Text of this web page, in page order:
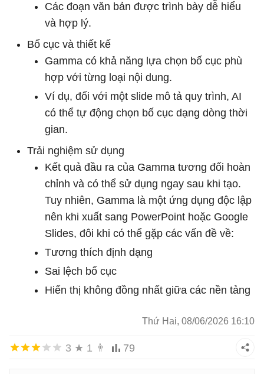
Các đoạn văn bản được trình bày dễ hiểu
và hợp lý.
Bố cục và thiết kế
Gamma có khả năng lựa chọn bố cục phù
hợp với từng loại nội dung.
Ví dụ, đối với một slide mô tả quy trình, AI
có thể tự động chọn bố cục dạng dòng thời
gian.
Trải nghiệm sử dụng
Kết quả đầu ra của Gamma tương đối hoàn
chỉnh và có thể sử dụng ngay sau khi tạo.
Tuy nhiên, Gamma là một ứng dụng độc lập
nên khi xuất sang PowerPoint hoặc Google
Slides, đôi khi có thể gặp các vấn đề về:
Tương thích định dạng
Sai lệch bố cục
Hiển thị không đồng nhất giữa các nền tảng
Thứ Hai, 08/06/2026 16:10
3 ★ 1 👨 79